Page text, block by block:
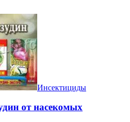
Инсектициды
от насекомых